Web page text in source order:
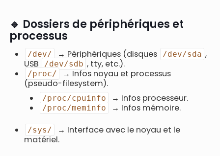
🔹 Dossiers de périphériques et
processus
/dev/ → Périphériques (disques /dev/sda ,
USB
/dev/sdb , tty, etc.).
/proc/
→ Infos noyau et processus
(pseudo-filesystem).
/proc/cpuinfo → Infos processeur.
/proc/meminfo → Infos mémoire.
/sys/
→ Interface avec le noyau et le
matériel.